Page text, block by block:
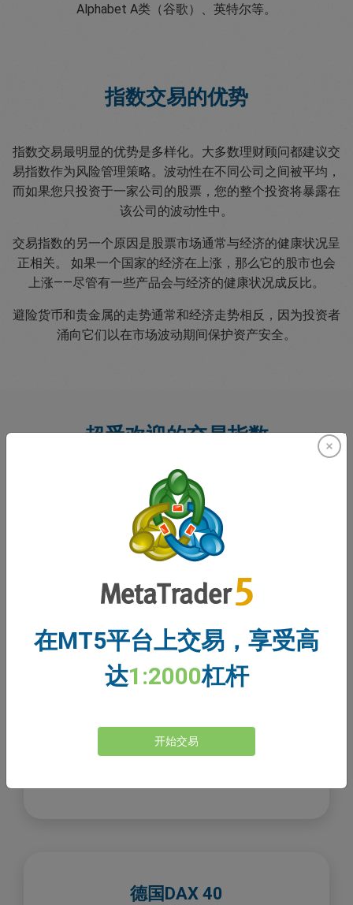
Alphabet A类（谷歌）、英特尔等。
指数交易的优势
指数交易最明显的优势是多样化。大多数理财顾问都建议交
易指数作为风险管理策略。波动性在不同公司之间被平均，
而如果您只投资于一家公司的股票，您的整个投资将暴露在
该公司的波动性中。
交易指数的另一个原因是股票市场通常与经济的健康状况呈
正相关。 如果一个国家的经济在上涨，那么它的股市也会
上涨——尽管有一些产品会与经济的健康状况成反比。
避险货币和贵金属的走势通常和经济走势相反，因为投资者
涌向它们以在市场波动期间保护资产安全。
超受欢迎的交易指数
道琼斯工业平均指数
世界上超古老、也超著名的股市指数之一，道琼
斯指数跟踪了30家大型美国上市公司。也称为
US30。
美国 500 只超大的股票组成的指数，约占美国
总市值的 80%。 因此，标准普尔 500 指数被视
德国DAX 40
在MT5平台上交易，享受高
达1:2000杠杆
开始交易